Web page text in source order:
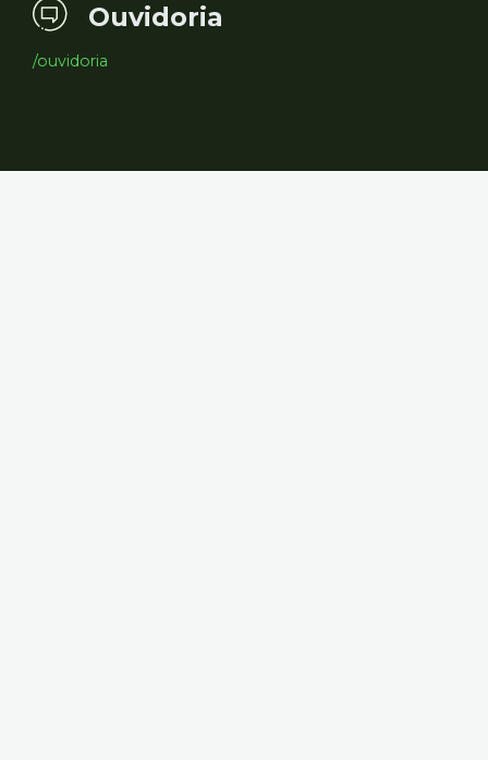
Ouvidoria
/ouvidoria